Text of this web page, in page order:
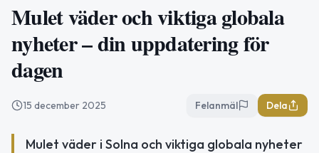
Mulet väder och viktiga globala
nyheter – din uppdatering för
dagen
15 december 2025 Felanmäl Dela
Mulet väder i Solna och viktiga globala nyheter